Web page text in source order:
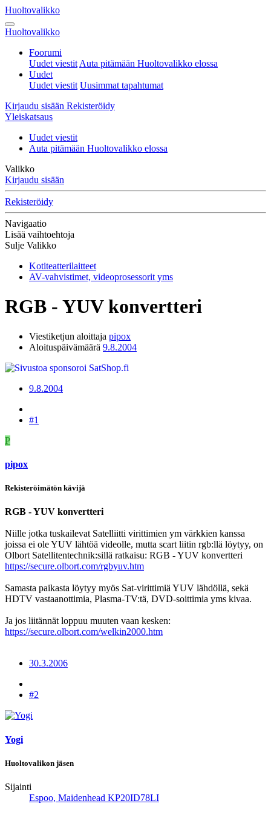
Huoltovalikko
Huoltovalikko
Foorumi
Uudet viestit Auta pitämään Huoltovalikko elossa
Uudet
Uudet viestit Uusimmat tapahtumat
Kirjaudu sisään Rekisteröidy
Yleiskatsaus
Uudet viestit
Auta pitämään Huoltovalikko elossa
Valikko
Kirjaudu sisään
Rekisteröidy
Navigaatio
Lisää vaihtoehtoja
Sulje Valikko
Kotiteatterilaitteet
AV-vahvistimet, videoprosessorit yms
RGB - YUV konvertteri
Viestiketjun aloittaja pipox
Aloituspäivämäärä 9.8.2004
9.8.2004
#1
P
pipox
Rekisteröimätön kävijä
RGB - YUV konvertteri
Niille jotka tuskailevat Satelliitti virittimien ym värkkien kanssa
joissa ei ole YUV lähtöä videolle, mutta scart liitin rgb:llä löytyy, on
Olbort Satellitentechnik:sillä ratkaisu: RGB - YUV konvertteri
https://secure.olbort.com/rgbyuv.htm
Samasta paikasta löytyy myös Sat-virittimiä YUV lähdöllä, sekä
HDTV vastaanottimia, Plasma-TV:tä, DVD-soittimia yms kivaa.
Ja jos liitännät loppuu muuten vaan kesken:
https://secure.olbort.com/welkin2000.htm
30.3.2006
#2
Yogi
Huoltovalikon jäsen
Sijainti
Espoo, Maidenhead KP20ID78LI